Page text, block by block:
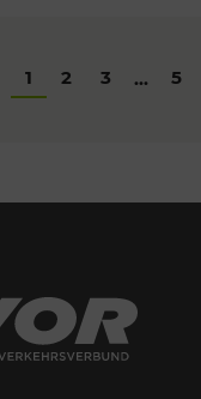
1 2 3 ... 5